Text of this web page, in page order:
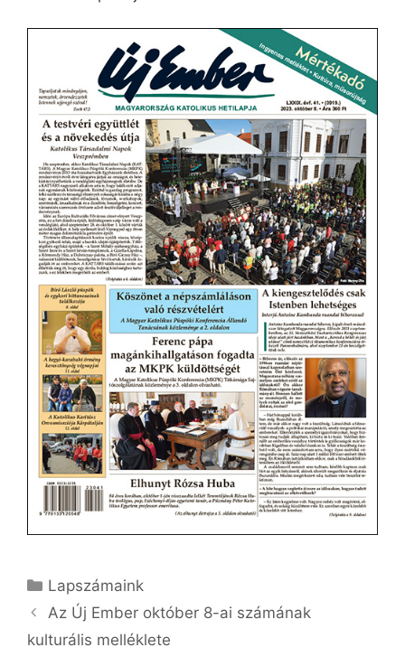
Kategória
Lapszámaink
Az Új Ember október 8-ai számának
kulturális melléklete